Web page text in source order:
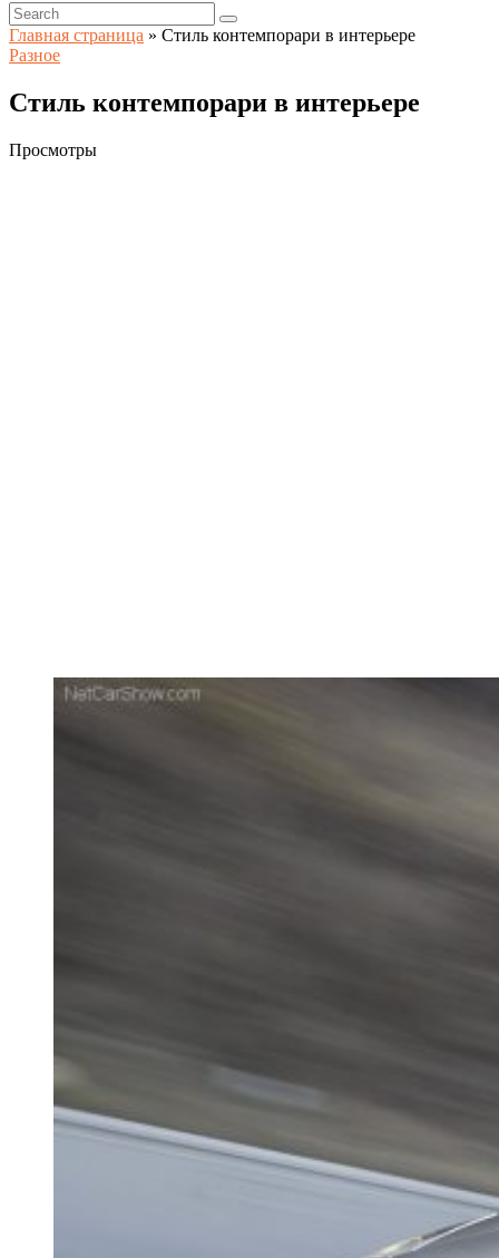
Главная страница » Стиль контемпорари в интерьере
Разное
Стиль контемпорари в интерьере
Просмотры